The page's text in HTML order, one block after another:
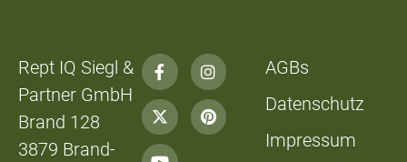
Rept IQ Siegl &
Partner GmbH
Brand 128
3879 Brand-
AGBs
Datenschutz
Impressum